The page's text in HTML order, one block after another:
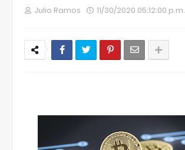
Julio Ramos 11/30/2020 05:12:00 p.m.